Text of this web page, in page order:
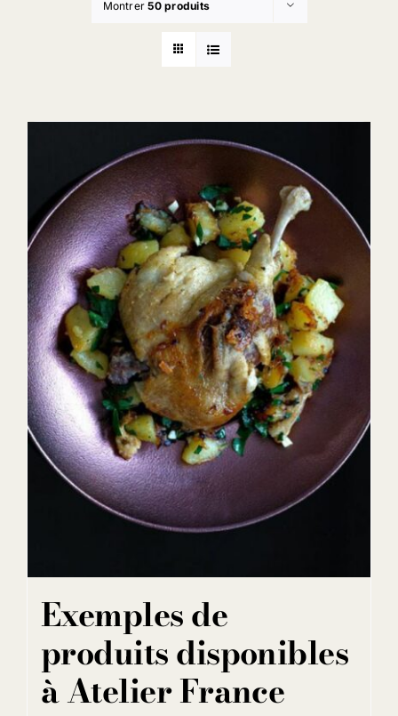
Montrer50 produits
Exemples de
produits disponibles
à Atelier France